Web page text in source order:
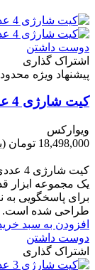
دوست داشتن
اشتراک گذاری
پیشنهاد ویژه محدود
کیت شارژی 4 عددی براشلس ویوارکس VR2404-BCK
ویوارکس
18,498,000 تومان
یک مجموعه ابزار
برای پاسخگویی به
طراحی شده است.
افزودن به سبد
دوست داشتن
اشتراک گذاری